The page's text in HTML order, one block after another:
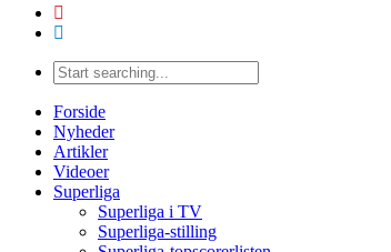
Forside
Nyheder
Artikler
Videoer
Superliga
Superliga i TV
Superliga-stilling